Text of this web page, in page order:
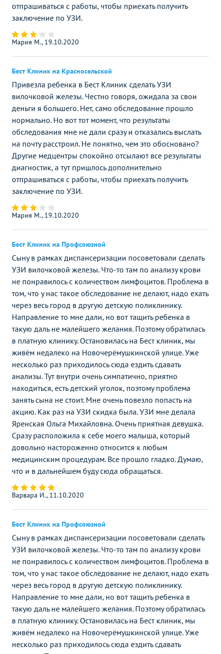
отпрашиваться с работы, чтобы приехать получить
заключение по УЗИ.
Мария М., 19.10.2020
Бест Клиник на Красносельской
Привезла ребенка в Бест Клиник сделать УЗИ
вилочковой железы. Честно говоря, ожидала за свои
деньги я большего. Нет, само обследование прошло
нормально. Но вот тот момент, что результаты
обследования мне не дали сразу и отказались выслать
на почту расстроил. Не понятно, чем это обосновано?
Другие медцентры спокойно отсылают все результаты
диагностик, а тут пришлось дополнительно
отпрашиваться с работы, чтобы приехать получить
заключение по УЗИ.
Мария М., 19.10.2020
Бест Клиник на Профсоюзной
Сыну в рамках диспансеризации посоветовали сделать
УЗИ вилочковой железы. Что-то там по анализу крови
не понравилось с количеством лимфоцитов. Проблема в
том, что у нас такое обследование не делают, надо ехать
через весь город в другую детскую поликлинику.
Направление то мне дали, но вот тащить ребенка в
такую даль не малейшего желания. Поэтому обратилась
в платную клинику. Остановилась на Бест клиник, мы
живём недалеко на Новочерёмушкинской улице. Уже
несколько раз приходилось сюда ездить сдавать
анализы. Тут внутри очень симпатично, приятно
находиться, есть детский уголок, поэтому проблема
занять сына не стоит. Мне очень повезло попасть на
акцию. Как раз на УЗИ скидка была. УЗИ мне делала
Яренская Ольга Михайловна. Очень приятная девушка.
Сразу расположила к себе моего малыша, который
довольно настороженно относится к любым
медицинским процедурам. Все прошло гладко. Думаю,
что и в дальнейшем буду сюда обращаться.
Варвара И., 11.10.2020
Бест Клиник на Профсоюзной
Сыну в рамках диспансеризации посоветовали сделать
УЗИ вилочковой железы. Что-то там по анализу крови
не понравилось с количеством лимфоцитов. Проблема в
том, что у нас такое обследование не делают, надо ехать
через весь город в другую детскую поликлинику.
Направление то мне дали, но вот тащить ребенка в
такую даль не малейшего желания. Поэтому обратилась
в платную клинику. Остановилась на Бест клиник, мы
живём недалеко на Новочерёмушкинской улице. Уже
несколько раз приходилось сюда ездить сдавать